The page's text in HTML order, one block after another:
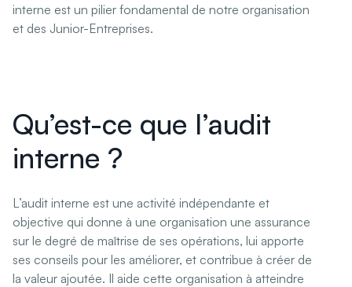
interne est un pilier fondamental de notre organisation
et des Junior-Entreprises.
Qu’est-ce que l’audit
interne ?
L’audit interne est une activité indépendante et
objective qui donne à une organisation une assurance
sur le degré de maîtrise de ses opérations, lui apporte
ses conseils pour les améliorer, et contribue à créer de
la valeur ajoutée. Il aide cette organisation à atteindre